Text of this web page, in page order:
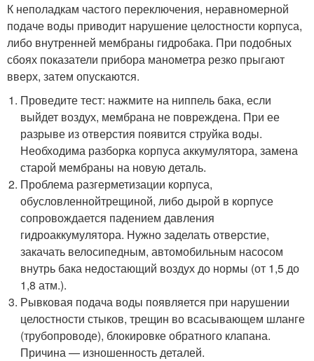
К неполадкам частого переключения, неравномерной
подаче воды приводит нарушение целостности корпуса,
либо внутренней мембраны гидробака. При подобных
сбоях показатели прибора манометра резко прыгают
вверх, затем опускаются.
Проведите тест: нажмите на ниппель бака, если
выйдет воздух, мембрана не повреждена. При ее
разрыве из отверстия появится струйка воды.
Необходима разборка корпуса аккумулятора, замена
старой мембраны на новую деталь.
Проблема разгерметизации корпуса,
обусловленнойтрещиной, либо дырой в корпусе
сопровождается падением давления
гидроаккумулятора. Нужно заделать отверстие,
закачать велосипедным, автомобильным насосом
внутрь бака недостающий воздух до нормы (от 1,5 до
1,8 атм.).
Рывковая подача воды появляется при нарушении
целостности стыков, трещин во всасывающем шланге
(трубопроводе), блокировке обратного клапана.
Причина — изношенность деталей.